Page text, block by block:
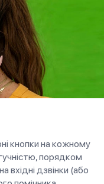
кнопки на кожному
порядком
вхідні дзвінки (або